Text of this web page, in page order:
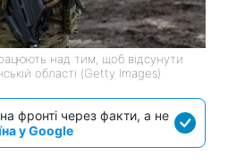
над тим, щоб відсунути
області (Getty Images)
фронті через факти, а не
у Google